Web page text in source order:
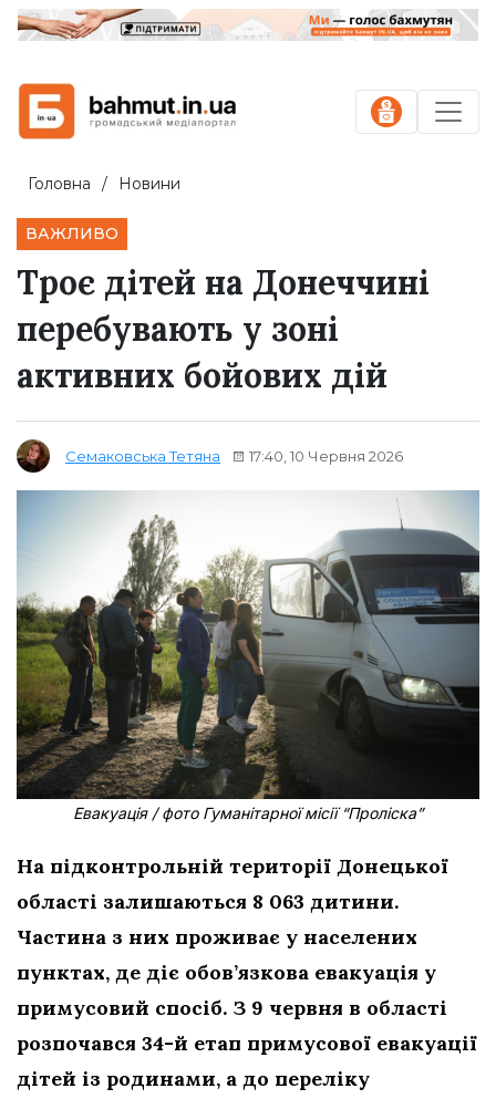
Головна Новини
ВАЖЛИВО
Троє дітей на Донеччині
перебувають у зоні
активних бойових дій
Семаковська Тетяна 17:40, 10 Червня 2026
Евакуація / фото Гуманітарної місії “Проліска”
На підконтрольній території Донецької
області залишаються 8 063 дитини.
Частина з них проживає у населених
пунктах, де діє обов’язкова евакуація у
примусовий спосіб. З 9 червня в області
розпочався 34-й етап примусової евакуації
дітей із родинами, а до переліку